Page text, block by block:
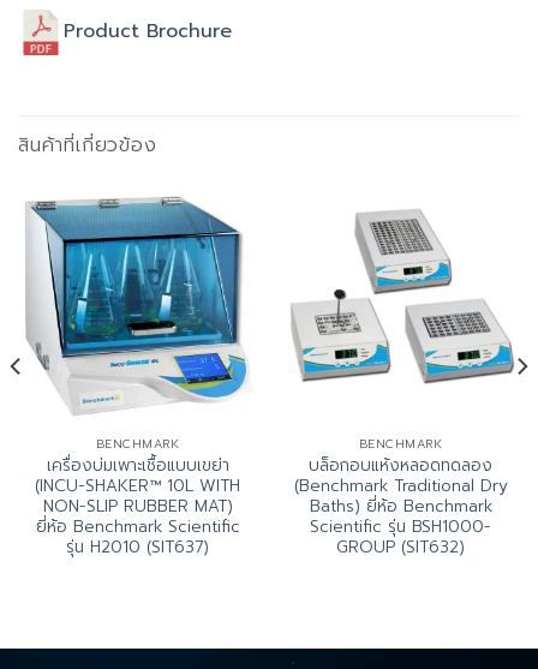
Product Brochure
สินค้าที่เกี่ยวข้อง
BENCHMARK
เครื่องบ่มเพาะเชื้อแบบเขย่า
(INCU-SHAKER™ 10L WITH
NON-SLIP RUBBER MAT)
ยี่ห้อ Benchmark Scientific
รุ่น H2010 (SIT637)
BENCHMARK
บล็อกอบแห้งหลอดทดลอง
(Benchmark Traditional Dry
Baths) ยี่ห้อ Benchmark
Scientific รุ่น BSH1000-
GROUP (SIT632)